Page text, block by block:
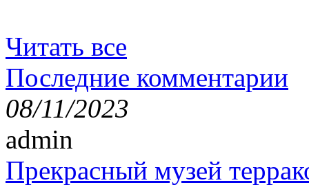
Читать все
Последние комментарии
08/11/2023
admin
Прекрасный музей